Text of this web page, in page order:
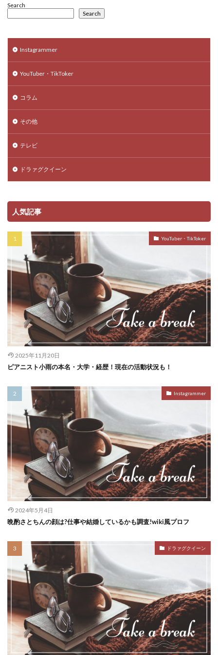
Search
Search
Instagrammer
YouTuber・TikToker
コラム
その他
テレビ
ドラァグクイーン
人気記事
YouTuber・TikToker
2025年11月20日
ピアニスト小雨の本名・大学・経歴！現在の活動状況も！
Instagrammer
2024年5月4日
晩酌さとちんの顔は?仕事や結婚しているかも調査!wiki風プロフ
ドラァグクイーン